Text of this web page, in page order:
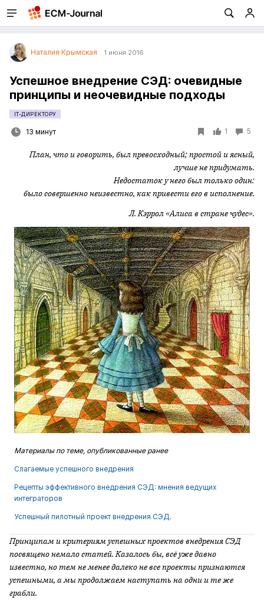
Наталия Крымская 1 июня 2016
Успешное внедрение СЭД: очевидные
принципы и неочевидные подходы
IT-ДИРЕКТОРУ
13 минут 1 5
План, что и говорить, был превосходный; простой и ясный,
лучше не придумать.
Недостаток у него был только один:
было совершенно неизвестно, как привести его в исполнение.
Л. Кэррол «Алиса в стране чудес».
Материалы по теме, опубликованные ранее
Слагаемые успешного внедрения
Рецепты эффективного внедрения СЭД: мнения ведущих
интеграторов
Успешный пилотный проект внедрения СЭД.
Принципам и критериям успешных проектов внедрения СЭД
посвящено немало статей. Казалось бы, всё уже давно
известно, но тем не менее далеко не все проекты признаются
успешными, а мы продолжаем наступать на одни и те же
грабли.